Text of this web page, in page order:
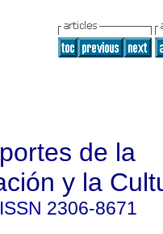
de la
y la
ISSN 2306-8671